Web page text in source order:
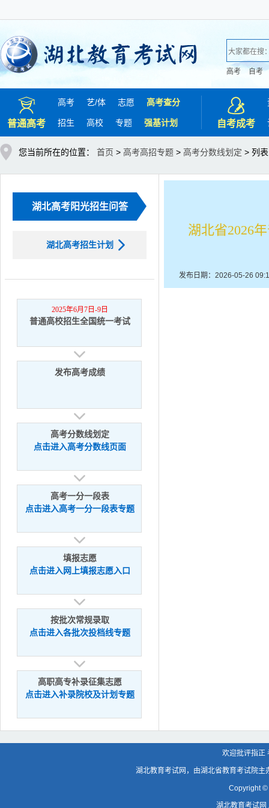
高考 自考
普通高考
高考 艺/体 志愿 高考查分
招生 高校 专题 强基计划 自考成考
您当前所在的位置： 首页 > 高考高招专题 > 高考分数线划定 > 列表
湖北高考阳光招生问答
湖北高考招生计划
2025年6月7日-9日
普通高校招生全国统一考试
发布高考成绩
高考分数线划定
点击进入高考分数线页面
高考一分一段表
点击进入高考一分一段表专题
填报志愿
点击进入网上填报志愿入口
按批次常规录取
点击进入各批次投档线专题
高职高专补录征集志愿
点击进入补录院校及计划专题
湖北省2026
发布日期：2026-05-26
欢迎批评指正
湖北教育考试网，由湖北省教育考试院
Copyright ©
湖北教育考试